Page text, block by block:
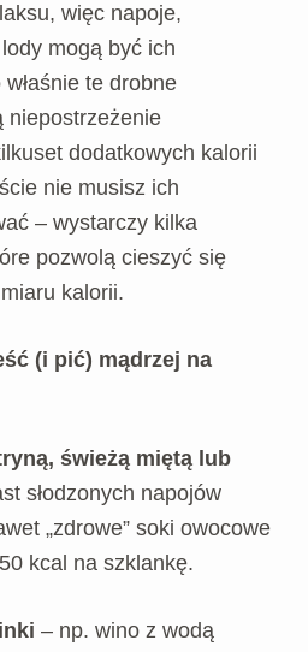
więc napoje,
mogą być ich
te drobne
niepostrzeżenie
dodatkowych kalorii
nie musisz ich
– wystarczy kilka
pozwolą cieszyć się
kalorii.
(i pić) mądrzej na
świeżą miętą lub
słodzonych napojów
„zdrowe” soki owocowe
kcal na szklankę.
– np. wino z wodą